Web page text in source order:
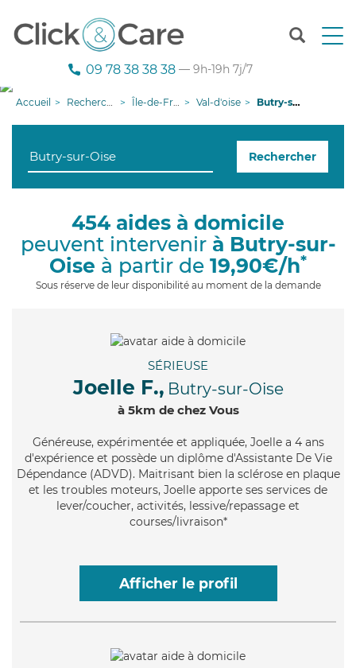
T
n
g
i
09 78 38 38 38 — 9h-19h 7j/7
Accueil Recherche aide à domicile Île-de-France Val-d'oise Butry-sur-Oise
Rechercher
454 aides à domicile
peuvent intervenir à Butry-sur-
Oise à partir de 19,90€/h*
Sous réserve de leur disponibilité au moment de la demande
SÉRIEUSE
Joelle F., Butry-sur-Oise
à 5km de chez Vous
Généreuse, expérimentée et appliquée, Joelle a 4 ans
d'expérience et possède un diplôme d'Assistante De Vie
Dépendance (ADVD). Maitrisant bien la sclérose en plaque
et les troubles moteurs, Joelle apporte ses services de
lever/coucher, activités, lessive/repassage et
courses/livraison*
Afficher le profil